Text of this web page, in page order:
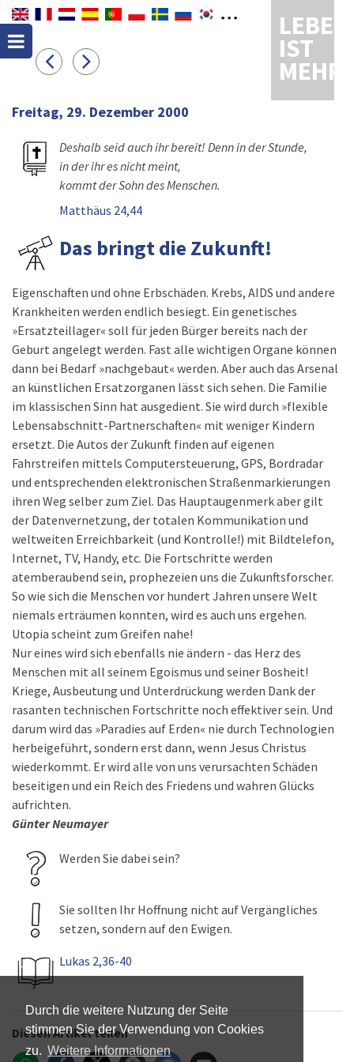
Durch die weitere Nutzung der Seite
stimmen Sie der Verwendung von Cookies
zu. Weitere Informationen
LEBEN
IST
MEHR
Freitag, 29. Dezember 2000
Deshalb seid auch ihr bereit! Denn in der Stunde,
in der ihr es nicht meint,
kommt der Sohn des Menschen.
Matthäus 24,44
Das bringt die Zukunft!
Eigenschaften und ohne Erbschäden. Krebs, AIDS und andere
Krankheiten werden endlich besiegt. Ein genetisches
»Ersatzteillager« soll für jeden Bürger bereits nach der
Geburt angelegt werden. Fast alle wichtigen Organe können
dann bei Bedarf »nachgebaut« werden. Aber auch das Arsenal
an künstlichen Ersatzorganen lässt sich sehen. Die Familie
im klassischen Sinn hat ausgedient. Sie wird durch »flexible
Lebensabschnitt-Partnerschaften« mit weniger Kindern
ersetzt. Die Autos der Zukunft finden auf eigenen
Fahrstreifen mittels Computersteuerung, GPS, Bordradar
und entsprechenden elektronischen Straßenmarkierungen
ihren Weg selber zum Ziel. Das Hauptaugenmerk aber gilt
der Datenvernetzung, der totalen Kommunikation und
weltweiten Erreichbarkeit (und Kontrolle!) mit Bildtelefon,
Internet, TV, Handy, etc. Die Fortschritte werden
atemberaubend sein, prophezeien uns die Zukunftsforscher.
So wie sich die Menschen vor hundert Jahren unsere Welt
niemals erträumen konnten, wird es auch uns ergehen.
Utopia scheint zum Greifen nahe!
Nur eines wird sich ebenfalls nie ändern - das Herz des
Menschen mit all seinem Egoismus und seiner Bosheit!
Kriege, Ausbeutung und Unterdrückung werden Dank der
rasanten technischen Fortschritte noch effektiver sein. Und
darum wird das »Paradies auf Erden« nie durch Technologien
herbeigeführt, sondern erst dann, wenn Jesus Christus
wiederkommt. Er wird alle von uns verursachten Schäden
beseitigen und ein Reich des Friedens und wahren Glücks
aufrichten.
Günter Neumayer
Werden Sie dabei sein?
Sie sollten Ihr Hoffnung nicht auf Vergängliches
setzen, sondern auf den Ewigen.
Lukas 2,36-40
Diesen Artikel teilen